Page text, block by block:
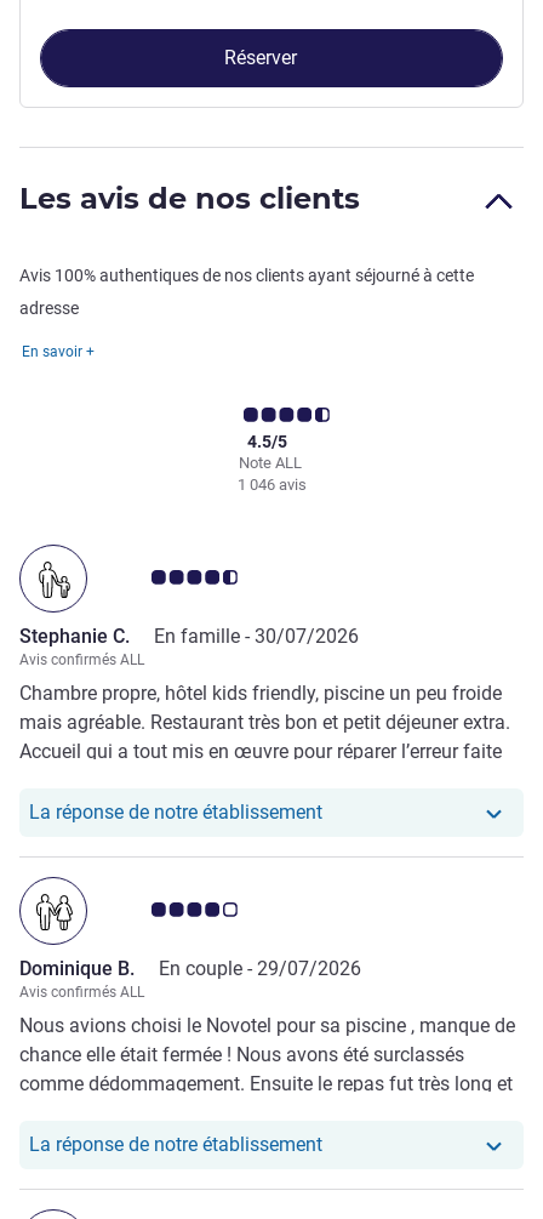
Réserver
Les avis de nos clients
Avis 100% authentiques de nos clients ayant séjourné à cette
adresse
En savoir +
Note ALL
4.5/5
1 046 avis
Note Avis clients 4.5/5
Stephanie C. En famille - 30/07/2026
Avis confirmés ALL
Chambre propre, hôtel kids friendly, piscine un peu froide
mais agréable. Restaurant très bon et petit déjeuner extra.
Accueil qui a tout mis en œuvre pour réparer l’erreur faite
avoir la chambre que nous avions initialement demandé.
La réponse de notre établissementNotre hôtel a repondu au
Note Avis clients 4.0/5
Dominique B. En couple - 29/07/2026
Avis confirmés ALL
Nous avions choisi le Novotel pour sa piscine , manque de
chance elle était fermée ! Nous avons été surclassés
comme dédommagement. Ensuite le repas fut très long et
dégustation de fromage exceptionnelle
La réponse de notre établissementNotre hôtel a repondu au